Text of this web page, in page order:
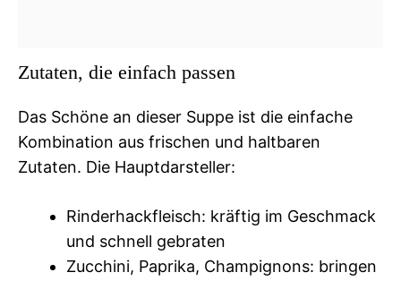
Zutaten, die einfach passen
Das Schöne an dieser Suppe ist die einfache
Kombination aus frischen und haltbaren
Zutaten. Die Hauptdarsteller:
Rinderhackfleisch: kräftig im Geschmack
und schnell gebraten
Zucchini, Paprika, Champignons: bringen